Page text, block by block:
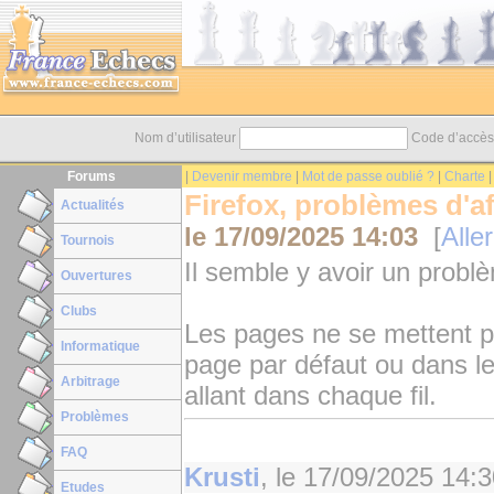
Nom d’utilisateur Code
Forums Devenir membre Mot de passe oublié ? Charte
Actualités
Tournois
Ouvertures
Clubs
Informatique
Arbitrage
Problèmes
FAQ
Etudes
Firefox, problèmes
le 17/09/2025 14:03 [
Il semble y avoir un
Les pages ne se mettent
page par défaut ou dans
allant dans chaque fil.
Krusti, le 17/09/2025